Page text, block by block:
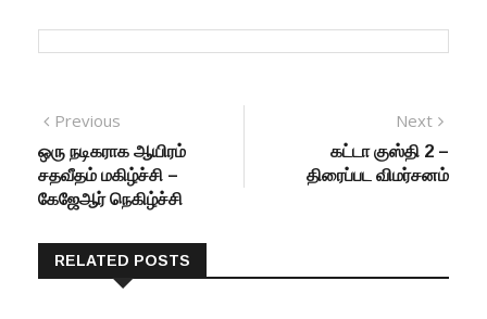
Post navigation
Previous
ஒரு நடிகராக ஆயிரம்
சதவீதம் மகிழ்ச்சி –
கேஜேஆர் நெகிழ்ச்சி
Next
கட்டா குஸ்தி 2 –
திரைப்பட விமர்சனம்
RELATED POSTS